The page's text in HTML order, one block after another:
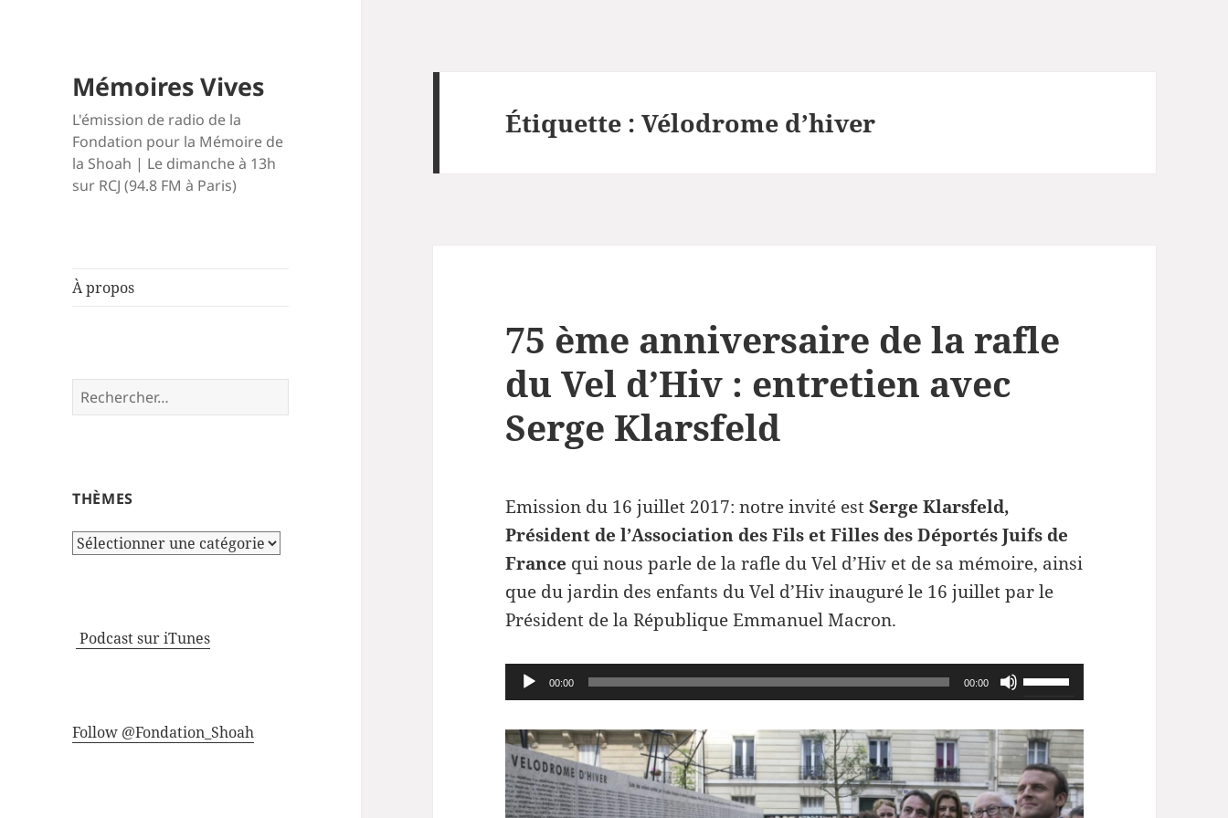
Mémoires Vives
L'émission de radio de la
Fondation pour la Mémoire de
la Shoah | Le dimanche à 13h
sur RCJ (94.8 FM à Paris)
À propos
Rechercher :
THÈMES
Thèmes
Podcast sur iTunes
Follow @Fondation_Shoah
Étiquette :Vélodrome d’hiver
75 ème anniversaire de la rafle
du Vel d’Hiv : entretien avec
Serge Klarsfeld
Emission du 16 juillet 2017: notre invité estSerge Klarsfeld,
Président de l’Association des Fils et Filles des Déportés Juifs de
France qui nous parle de la rafle du Vel d’Hiv et de sa mémoire, ainsi
que du jardin des enfants du Vel d’Hiv inauguré le 16 juillet par le
Président de la République Emmanuel Macron.
Lecteur
audio
00:00 00:00
Utilisez
les
flèches
haut/bas
pour